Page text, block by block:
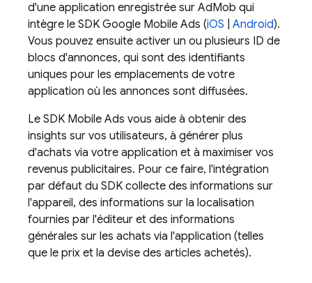
d'une application enregistrée sur AdMob qui
intègre le SDK Google Mobile Ads (iOS Android).
Vous pouvez ensuite activer un ou plusieurs ID de
blocs d'annonces, qui sont des identifiants
uniques pour les emplacements de votre
application où les annonces sont diffusées.
Le SDK Mobile Ads vous aide à obtenir des
insights sur vos utilisateurs, à générer plus
d'achats via votre application et à maximiser vos
revenus publicitaires. Pour ce faire, l'intégration
par défaut du SDK collecte des informations sur
l'appareil, des informations sur la localisation
fournies par l'éditeur et des informations
générales sur les achats via l'application (telles
que le prix et la devise des articles achetés).